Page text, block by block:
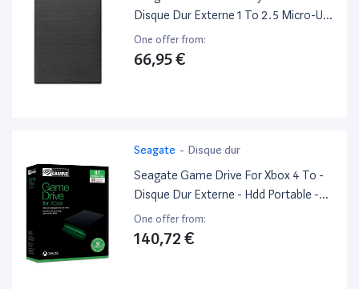
Disque Dur Externe 1 To 2.5 Micro-Usb
B 3.2 Gen 1 (3.1 Gen 1) Noir
One offer from:
66,95 €
Seagate - Disque dur
Seagate Game Drive For Xbox 4 To -
Disque Dur Externe - Hdd Portable -
Usb 3.2 1Re Génération, Noir, Certifié
Xbox, Led Rvb, Avec Les Services
One offer from:
140,72 €